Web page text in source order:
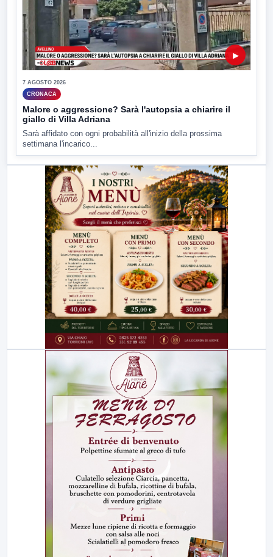
▶
7 AGOSTO 2026
CRONACA
Malore o aggressione? Sarà l'autopsia a chiarire il
giallo di Villa Adriana
Sarà affidato con ogni probabilità all'inizio della prossima
settimana l'incarico...